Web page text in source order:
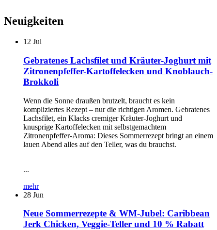
Neuigkeiten
12 Jul
Gebratenes Lachsfilet und Kräuter-Joghurt mit
Zitronenpfeffer-Kartoffelecken und Knoblauch-
Brokkoli
Wenn die Sonne draußen brutzelt, braucht es kein
kompliziertes Rezept – nur die richtigen Aromen. Gebratenes
Lachsfilet, ein Klacks cremiger Kräuter-Joghurt und
knusprige Kartoffelecken mit selbstgemachtem
Zitronenpfeffer-Aroma: Dieses Sommerrezept bringt an einem
lauen Abend alles auf den Teller, was du brauchst.
...
mehr
28 Jun
Neue Sommerrezepte & WM-Jubel: Caribbean
Jerk Chicken, Veggie-Teller und 10 % Rabatt